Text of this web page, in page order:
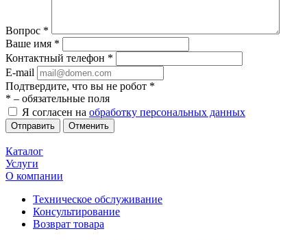
Вопрос *
Ваше имя *
Контактный телефон *
E-mail
Подтвердите, что вы не робот *
* – обязательные поля
Я согласен на обработку персональных данных
Отменить
Каталог
Услуги
О компании
Техническое обслуживание
Консультирование
Возврат товара